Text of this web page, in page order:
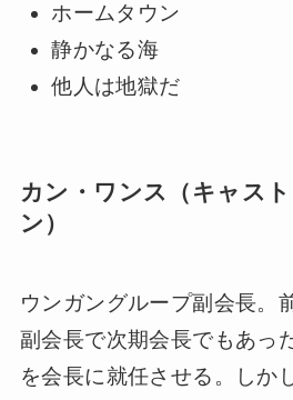
ホームタウン
静かなる海
他人は地獄だ
カン・ワンス（キャス
ン）
ウンガングループ副会長。
副会長で次期会長でもあっ
を会長に就任させる。しか